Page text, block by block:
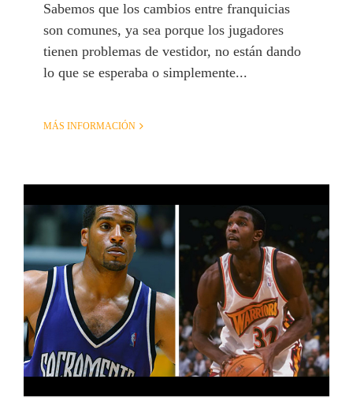
Sabemos que los cambios entre franquicias
son comunes, ya sea porque los jugadores
tienen problemas de vestidor, no están dando
lo que se esperaba o simplemente...
MÁS INFORMACIÓN